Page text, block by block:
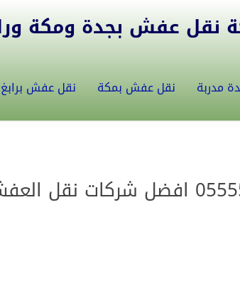
بجدة ومكة ورابغ
مدربة نقل عفش بمكة نقل عفش برابغ